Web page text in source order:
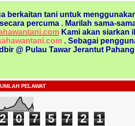
berkaitan tani untuk
percuma . Marilah sama-
Kami akan siarkan
. Sebagai
@ Pulau Tawar Jerantut Pahang
PELAWAT
0 7 5 7 2 1